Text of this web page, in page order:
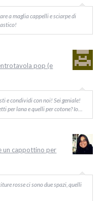
a maglia cappelli e sciarpe di
pop (e
e condividi con noi! Sei geniale!
per lana e quelli per cotone? Io…
un cappottino per
rosse ci sono due spazi, quelli